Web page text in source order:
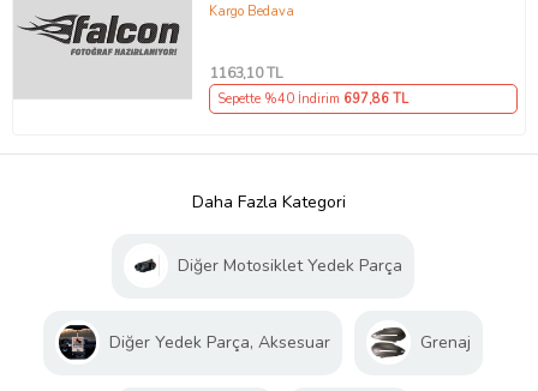
Kargo Bedava
1163,10 TL
Sepette %40 İndirim 697,86 TL
Daha Fazla Kategori
Diğer Motosiklet Yedek Parça
Diğer Yedek Parça, Aksesuar Grenaj